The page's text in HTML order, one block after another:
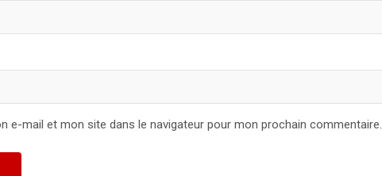
e-mail et mon site dans le navigateur pour mon prochain commentaire.